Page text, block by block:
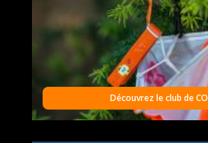
Découvrez le club de CO